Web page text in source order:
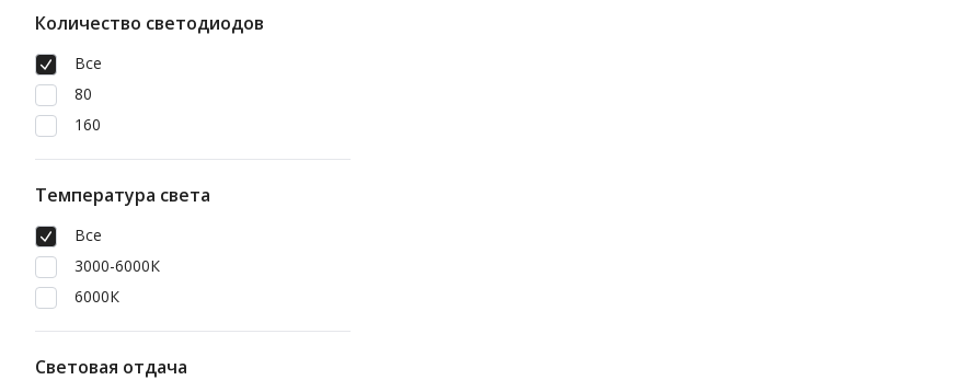
Количество светодиодов
Все
80
160
Температура света
Все
3000-6000К
6000К
Световая отдача